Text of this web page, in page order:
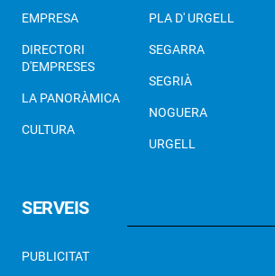
EMPRESA
DIRECTORI
D'EMPRESES
LA PANORÀMICA
CULTURA
PLA D' URGELL
SEGARRA
SEGRIÀ
NOGUERA
URGELL
SERVEIS
PUBLICITAT